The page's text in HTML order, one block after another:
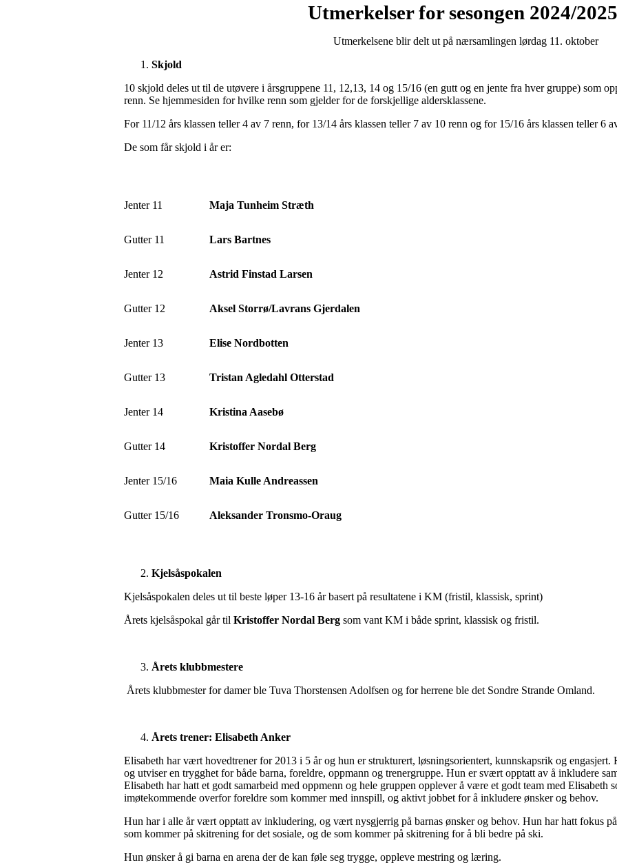
Utmerkelser for sesongen 2024/2025
Utmerkelsene blir delt ut på nærsamlingen lørdag 11. oktober
Skjold
10 skjold deles ut til de utøvere i årsgruppene 11, 12,13, 14 og 15/16 (en gutt og en jente fra hver gruppe) som
renn. Se hjemmesiden for hvilke renn som gjelder for de forskjellige aldersklassene.
For 11/12 års klassen teller 4 av 7 renn, for 13/14 års klassen teller 7 av 10 renn og for 15/16 års klassen teller 6
De som får skjold i år er:
Jenter 11 Maja Tunheim Stræth
Gutter 11 Lars Bartnes
Jenter 12 Astrid Finstad Larsen
Gutter 12 Aksel Storrø/Lavrans Gjerdalen
Jenter 13 Elise Nordbotten
Gutter 13 Tristan Agledahl Otterstad
Jenter 14 Kristina Aasebø
Gutter 14 Kristoffer Nordal Berg
Jenter 15/16 Maia Kulle Andreassen
Gutter 15/16 Aleksander Tronsmo-Oraug
Kjelsåspokalen
Kjelsåspokalen deles ut til beste løper 13-16 år basert på resultatene i KM (fristil, klassisk, sprint)
Årets kjelsåspokal går til Kristoffer Nordal Berg som vant KM i både sprint, klassisk og fristil.
Årets klubbmestere
Årets klubbmester for damer ble Tuva Thorstensen Adolfsen og for herrene ble det Sondre Strande Omland.
Årets trener: Elisabeth Anker
Elisabeth har vært hovedtrener for 2013 i 5 år og hun er strukturert, løsningsorientert, kunnskapsrik og
og utviser en trygghet for både barna, foreldre, oppmann og trenergruppe. Hun er svært opptatt av å inkludere
Elisabeth har hatt et godt samarbeid med oppmenn og hele gruppen opplever å være et godt team med Elisabeth
imøtekommende overfor foreldre som kommer med innspill, og aktivt jobbet for å inkludere ønsker og behov.
Hun har i alle år vært opptatt av inkludering, og vært nysgjerrig på barnas ønsker og behov. Hun har hatt fokus
som kommer på skitrening for det sosiale, og de som kommer på skitrening for å bli bedre på ski.
Hun ønsker å gi barna en arena der de kan føle seg trygge, oppleve mestring og læring.